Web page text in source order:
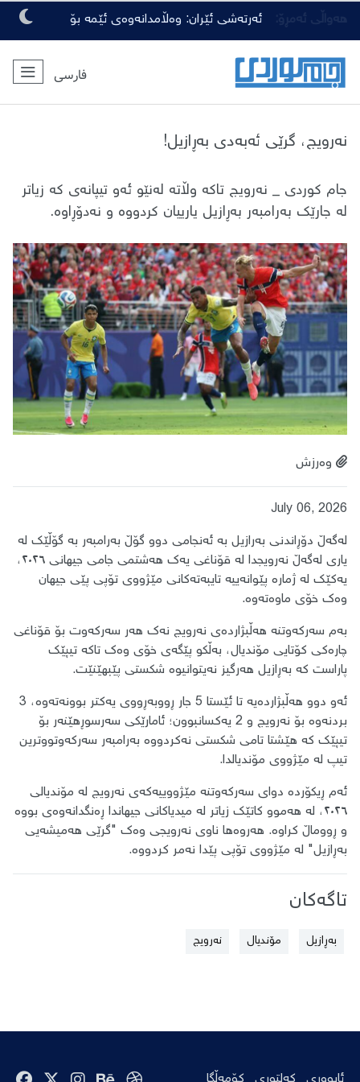
ئەرتەشی ئێران: وەڵامدانەوەی ئێمە بۆ
هەرچەشنە دەستدرێژیەکی دوژمنان، توندتر
و کەمەرشکێنتر دەبێت
فارسی
نەرویج، گرێی ئەبەدی بەڕازیل!
جام کوردی _ نەرویج تاکە وڵاتە لەنێو ئەو تیپانەی کە زیاتر
لە جارێک بەرامبەر بەڕازیل یارییان کردووە و نەدۆڕاوە.
وەرزش
July 06, 2026
لەگەڵ دۆڕاندنی بەرازیل بە ئەنجامی دوو گۆڵ بەرامبەر بە گۆڵێک لە
یاری لەگەڵ نەرویجدا لە قۆناغی یەک هەشتمی جامی جیهانی ٢٠٢٦،
یەکێک لە ژمارە پێوانەییە تایبەتەکانی مێژووی تۆپی پێی جیهان
وەک خۆی ماوەتەوە.
بەم سەرکەوتنە هەڵبژاردەی نەرویج نەک هەر سەرکەوت بۆ قۆناغی
چارەکی کۆتایی مۆندیال، بەڵکو پێگەی خۆی وەک تاکە تیپێک
پاراست کە بەڕازیل هەرگیز نەیتوانیوە شکستی پێبهێنێت.
ئەو دوو هەڵبژاردەیە تا ئێستا 5 جار ڕووبەڕووی یەکتر بوونەتەوە، 3
بردنەوە بۆ نەرویج و 2 یەکسانبوون؛ ئامارێکی سەرسوڕهێنەر بۆ
تیپێک کە هێشتا تامی شکستی نەکردووە بەرامبەر سەرکەوتووترین
تیپ لە مێژووی مۆندیالدا.
ئەم ڕیکۆردە دوای سەرکەوتنە مێژووییەکەی نەرویج لە مۆندیالی
٢٠٢٦، لە هەموو کاتێک زیاتر لە میدیاکانی جیهاندا ڕەنگدانەوەی بووە
و ڕووماڵ کراوە. هەروەها ناوی نەرویجی وەک "گرێی هەمیشەیی
بەڕازیل" لە مێژووی تۆپی پێدا نەمر کردووە.
تاگەکان
بەڕازیل مۆندیال نەرویج